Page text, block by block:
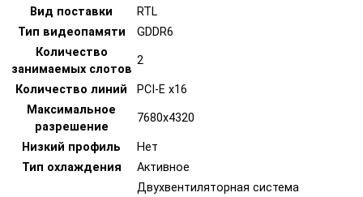
Вид поставки
RTL
Тип видеопамяти
GDDR6
Количество
занимаемых слотов
2
Количество линий
PCI-E x16
Максимальное
разрешение
7680x4320
Низкий профиль
Нет
Тип охлаждения
Активное
Двухвентиляторная система